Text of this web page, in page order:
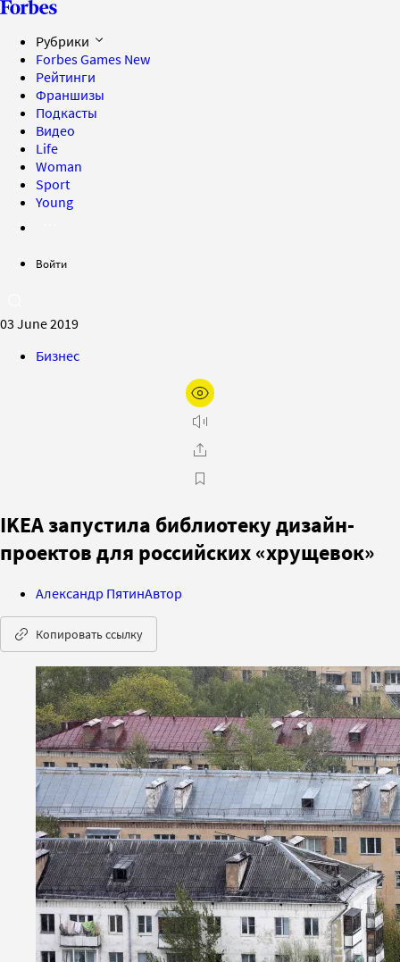
Рубрики
Forbes Games New
Рейтинги
Франшизы
Подкасты
Видео
Life
Woman
Sport
Young
Войти
03 June 2019
Бизнес
IKEA запустила библиотеку дизайн-
проектов для российских «хрущевок»
Александр ПятинАвтор
Копировать ссылку